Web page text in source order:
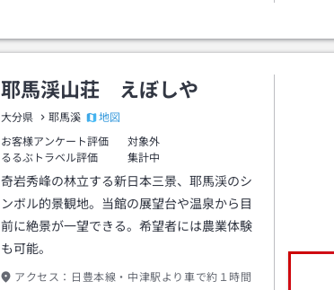
耶馬渓山荘 えぼしや
大分県 耶馬溪
地図
お客様アンケート評価
対象外
るるぶトラベル評価
集計中
奇岩秀峰の林立する新日本三景、耶馬渓のシ
ンボル的景観地。当館の展望台や温泉から目
前に絶景が一望できる。希望者には農業体験
も可能。
アクセス：
日豊本線・中津駅より車で約１時間